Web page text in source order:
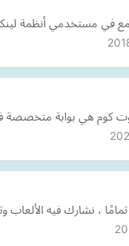
في مستخدمي أنظمة
، نشارك فيه الألعاب